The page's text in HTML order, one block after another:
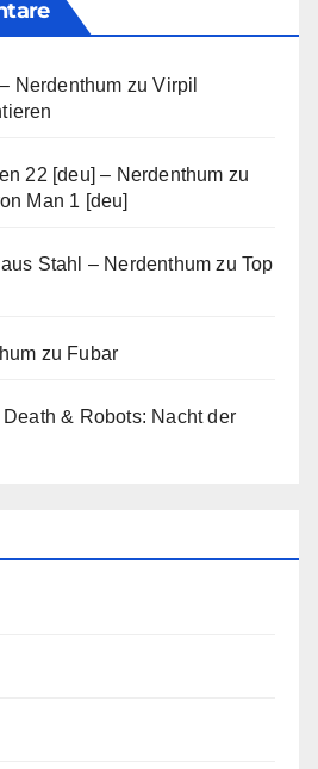
Nerdenthum zuVirpil
22 [deu] – Nerdenthum zu
Man 1 [deu]
Stahl – Nerdenthum zuTop
zu Fubar
Death & Robots: Nacht der